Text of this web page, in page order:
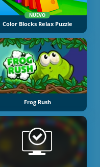
NUEVO
Color Blocks Relax Puzzle
Frog Rush